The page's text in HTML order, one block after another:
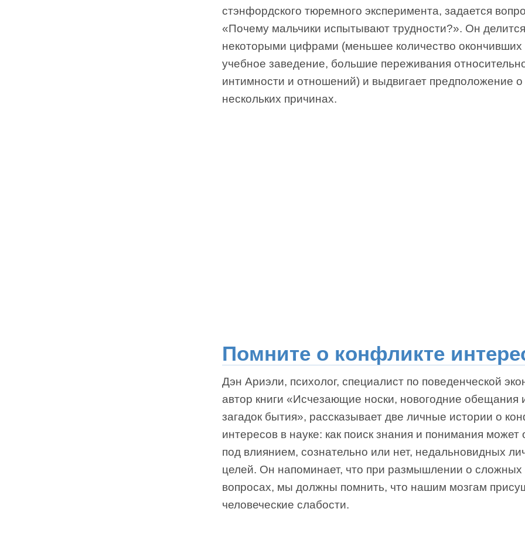
стэнфордского тюремного эксперимента, задается
«Почему мальчики испытывают трудности?». Он делится
некоторыми цифрами (меньшее количество
учебное заведение, большие переживания
интимности и отношений) и выдвигает предположение о
нескольких причинах.
Помните о конфликте
Дэн Ариэли, психолог, специалист по поведенческой
автор книги «Исчезающие носки, новогодние обещания
загадок бытия», рассказывает две личные истории о
интересов в науке: как поиск знания и понимания может
под влиянием, сознательно или нет, недальновидных
целей. Он напоминает, что при размышлении о сложных
вопросах, мы должны помнить, что нашим мозгам
человеческие слабости.